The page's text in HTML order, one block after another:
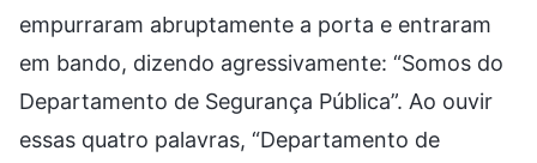
empurraram abruptamente a porta e entraram
em bando, dizendo agressivamente: “Somos do
Departamento de Segurança Pública”. Ao ouvir
essas quatro palavras, “Departamento de